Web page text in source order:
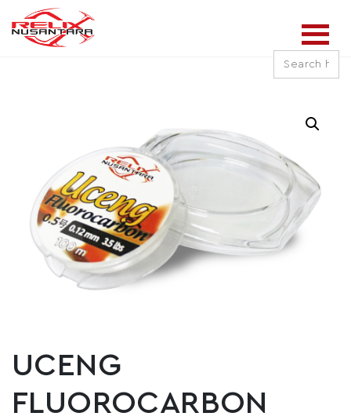
for:
UCENG
FLUOROCARBON